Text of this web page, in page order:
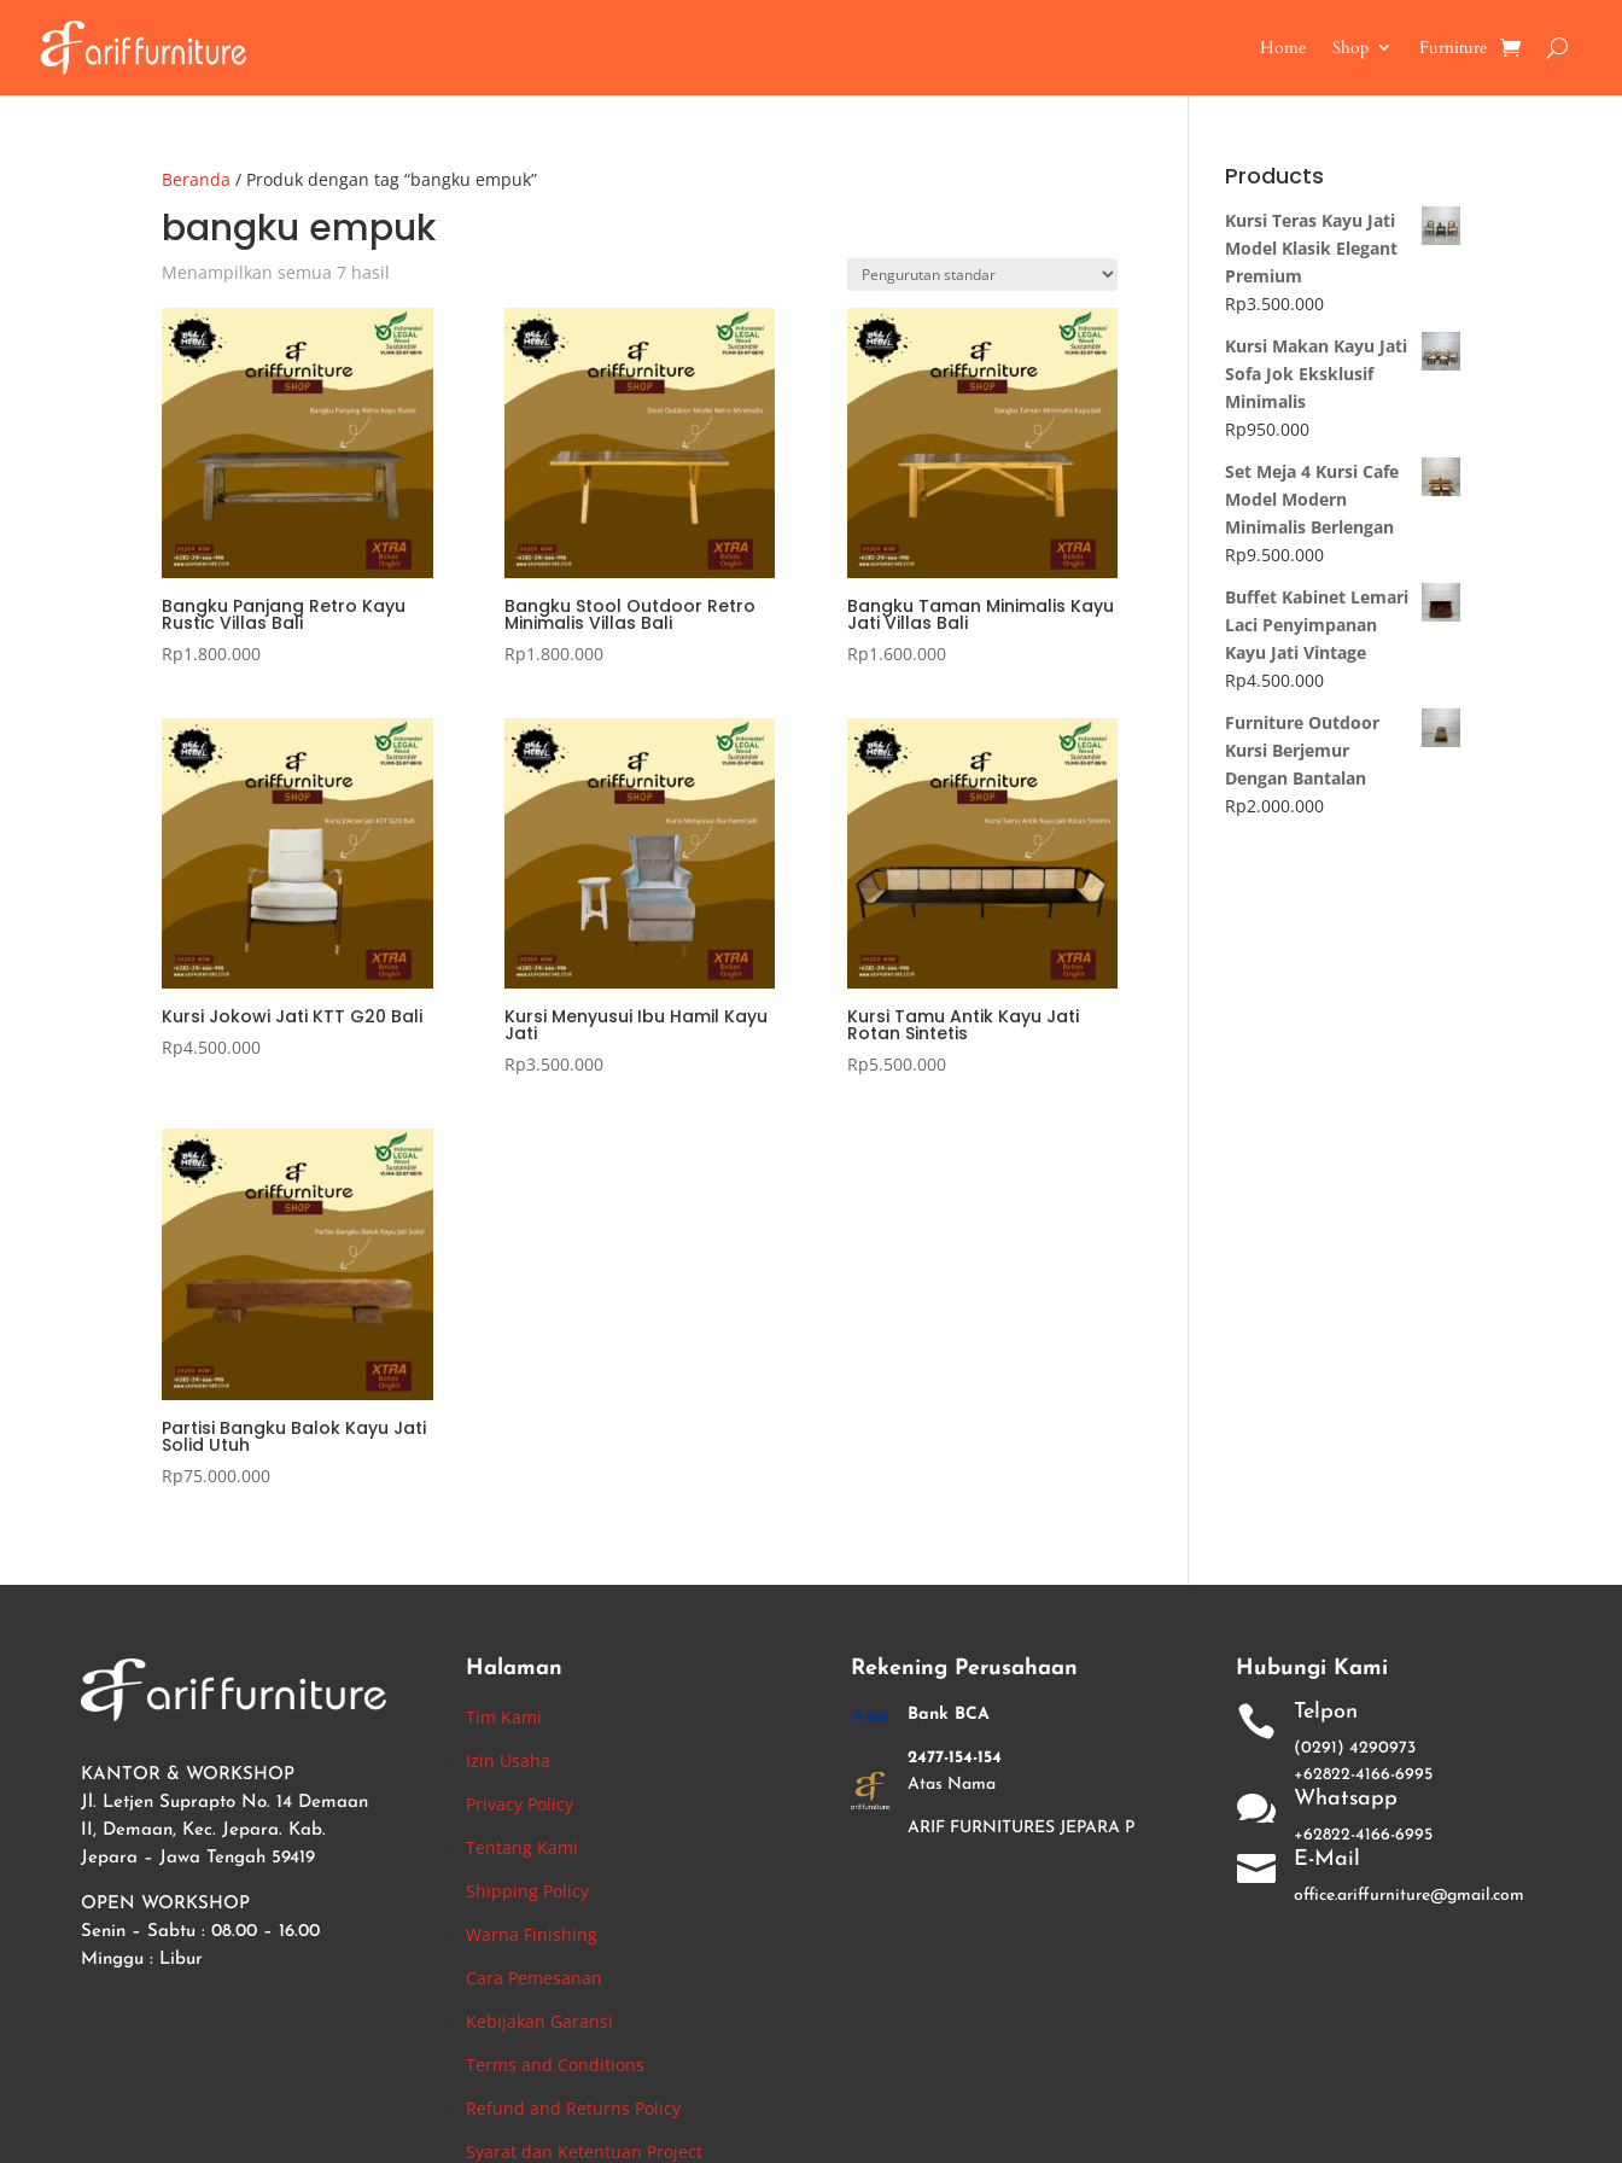
Home Shop Furniture
Beranda / Produk dengan tag “bangku empuk”
bangku empuk
Menampilkan semua 7 hasil
Bangku Panjang Retro Kayu
Rustic Villas Bali
Rp1.800.000
Bangku Stool Outdoor Retro
Minimalis Villas Bali
Rp1.800.000
Bangku Taman Minimalis Kayu
Jati Villas Bali
Rp1.600.000
Kursi Jokowi Jati KTT G20 Bali
Rp4.500.000
Kursi Menyusui Ibu Hamil Kayu
Jati
Rp3.500.000
Kursi Tamu Antik Kayu Jati
Rotan Sintetis
Rp5.500.000
Partisi Bangku Balok Kayu Jati
Solid Utuh
Rp75.000.000
Products
Kursi Teras Kayu Jati
Model Klasik Elegant
Premium
Rp3.500.000
Kursi Makan Kayu Jati
Sofa Jok Eksklusif
Minimalis
Rp950.000
Set Meja 4 Kursi Cafe
Model Modern
Minimalis Berlengan
Rp9.500.000
Buffet Kabinet Lemari
Laci Penyimpanan
Kayu Jati Vintage
Rp4.500.000
Furniture Outdoor
Kursi Berjemur
Dengan Bantalan
Rp2.000.000
KANTOR & WORKSHOP
Jl. Letjen Suprapto No. 14 Demaan
II, Demaan, Kec. Jepara. Kab.
Jepara – Jawa Tengah 59419
OPEN WORKSHOP
Senin – Sabtu : 08.00 – 16.00
Minggu : Libur
Halaman
Tim Kami
Izin Usaha
Privacy Policy
Tentang Kami
Shipping Policy
Warna Finishing
Cara Pemesanan
Kebijakan Garansi
Terms and Conditions
Refund and Returns Policy
Syarat dan Ketentuan Project
Rekening Perusahaan
Bank BCA
2477-154-154
Atas Nama
ARIF FURNITURES JEPARA P
Hubungi Kami
 Telpon
(0291) 4290973
+62822-4166-6995
 Whatsapp
+62822-4166-6995
 E-Mail
office.ariffurniture@gmail.com